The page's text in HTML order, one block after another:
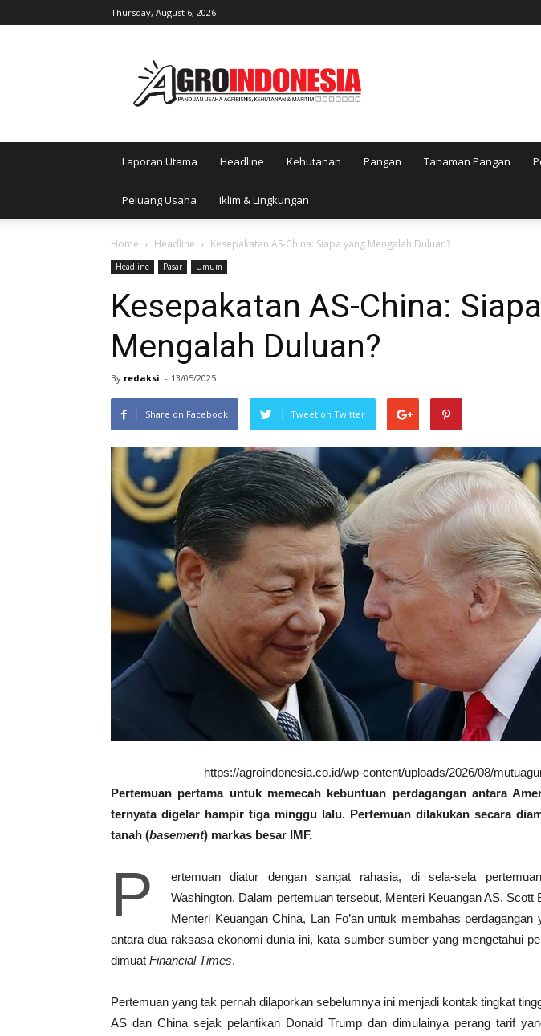
Thursday, August 6, 2026
Laporan Utama Headline Kehutanan Pangan Tanaman Pangan
Peluang Usaha Iklim & Lingkungan
Home Headline Kesepakatan AS-China: Siapa yang Mengalah Duluan?
Headline Pasar Umum
Kesepakatan AS-China:
Mengalah Duluan?
By redaksi - 13/05/2025
Share on Facebook Tweet on Twitter
https://agroindonesia.co.id/wp-content/uploads/2026/08/
Pertemuan pertama untuk memecah kebuntuan perdagangan antara
ternyata digelar hampir tiga minggu lalu. Pertemuan dilakukan secara
tanah (basement) markas besar IMF.
P
ertemuan diatur dengan sangat rahasia, di sela-sela
Washington. Dalam pertemuan tersebut, Menteri Keuangan AS, Scott
Menteri Keuangan China, Lan Fo’an untuk membahas
antara dua raksasa ekonomi dunia ini, kata sumber-sumber yang mengetahui
dimuat Financial Times.
Pertemuan yang tak pernah dilaporkan sebelumnya ini menjadi kontak tingkat
AS dan China sejak pelantikan Donald Trump dan dimulainya perang tarif